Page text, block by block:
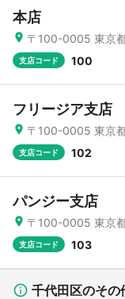
本店
〒100-0005 東京
支店コード 100
フリージア支店
〒100-0005 東京
支店コード 102
パンジー支店
〒100-0005 東京
支店コード 103
千代田区のその